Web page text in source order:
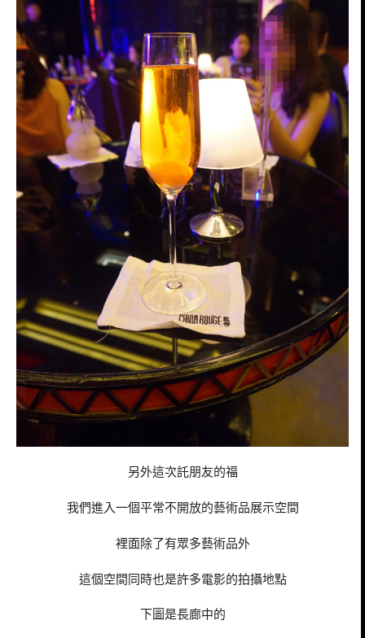
另外這次託朋友的福
我們進入一個平常不開放的藝術品展示空間
裡面除了有眾多藝術品外
這個空間同時也是許多電影的拍攝地點
下圖是長廊中的